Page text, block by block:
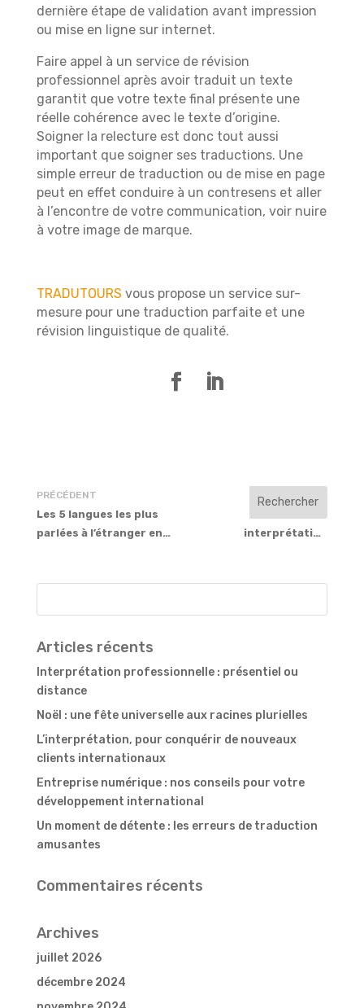
dernière étape de validation avant impression
ou mise en ligne sur internet.
Faire appel à un service de révision
professionnel après avoir traduit un texte
garantit que votre texte final présente une
réelle cohérence avec le texte d’origine.
Soigner la relecture est donc tout aussi
important que soigner ses traductions. Une
simple erreur de traduction ou de mise en page
peut en effet conduire à un contresens et aller
à l’encontre de votre communication, voir nuire
à votre image de marque.
TRADUTOURS vous propose un service sur-
mesure pour une traduction parfaite et une
révision linguistique de qualité.
PRÉCÉDENT
Les 5 langues les plus
parlées à l’étranger en
SUIVANT
interprétation
Articles récents
Interprétation professionnelle : présentiel ou
distance
Noël : une fête universelle aux racines plurielles
L’interprétation, pour conquérir de nouveaux
clients internationaux
Entreprise numérique : nos conseils pour votre
développement international
Un moment de détente : les erreurs de traduction
amusantes
Commentaires récents
Archives
juillet 2026
décembre 2024